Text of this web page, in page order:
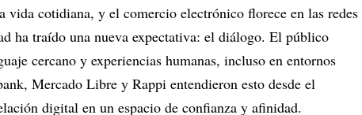
vida cotidiana, y el comercio electrónico florece en las redes
ha traído una nueva expectativa: el diálogo. El público
cercano y experiencias humanas, incluso en entornos
Mercado Libre y Rappi entendieron esto desde el
digital en un espacio de confianza y afinidad.